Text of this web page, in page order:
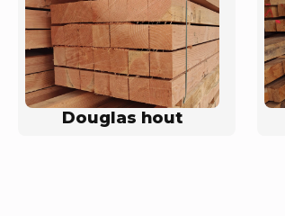
Douglas hout